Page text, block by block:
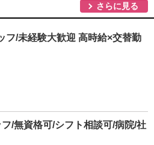
さらに見る
フ/未経験大歓迎 高時給×交替勤
フ/無資格可/シフト相談可/病院/社